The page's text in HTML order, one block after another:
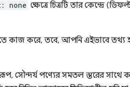
none ক্ষেত্রে চিত্রটি তার কেন্দ্রে
কাজ করে, তবে, আপনি এইভাবে তথ্য
সৌন্দর্য পণ্যের সমতল স্তরের সাথে